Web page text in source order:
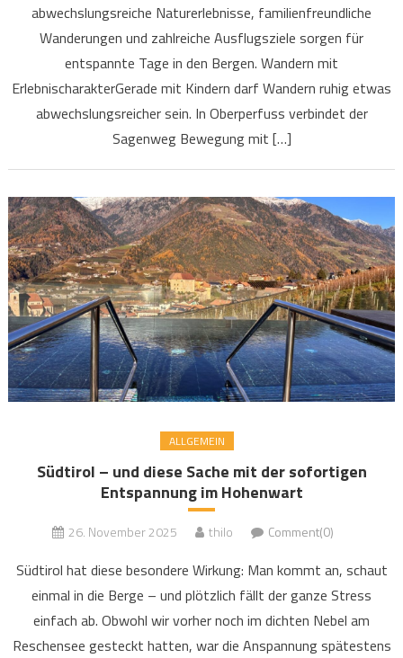
abwechslungsreiche Naturerlebnisse, familienfreundliche
Wanderungen und zahlreiche Ausflugsziele sorgen für
entspannte Tage in den Bergen. Wandern mit
ErlebnischarakterGerade mit Kindern darf Wandern ruhig etwas
abwechslungsreicher sein. In Oberperfuss verbindet der
Sagenweg Bewegung mit […]
ALLGEMEIN
Südtirol – und diese Sache mit der sofortigen
Entspannung im Hohenwart
26. November 2025 thilo Comment(0)
Südtirol hat diese besondere Wirkung: Man kommt an, schaut
einmal in die Berge – und plötzlich fällt der ganze Stress
einfach ab. Obwohl wir vorher noch im dichten Nebel am
Reschensee gesteckt hatten, war die Anspannung spätestens